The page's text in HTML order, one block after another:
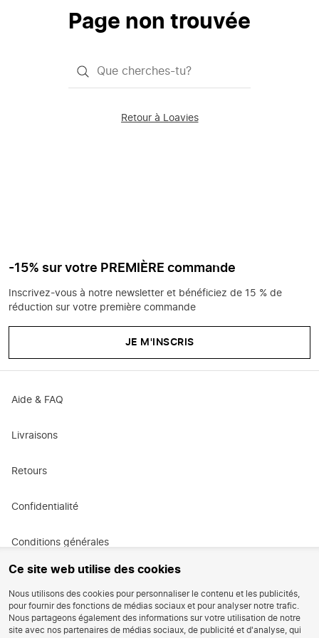
Ce site web utilise des cookies
Nous utilisons des cookies pour personnaliser le contenu et les publicités,
pour fournir des fonctions de médias sociaux et pour analyser notre trafic.
Nous partageons également des informations sur votre utilisation de notre
site avec nos partenaires de médias sociaux, de publicité et d'analyse, qui
Page non trouvée
Qu'est-
Retour à Loavies
-15% sur votre PREMIÈRE commande
Inscrivez-vous à notre newsletter et bénéficiez de 15 % de
réduction sur votre première commande
JE M'INSCRIS
Aide & FAQ
Livraisons
Retours
Confidentialité
Conditions générales
Carrières